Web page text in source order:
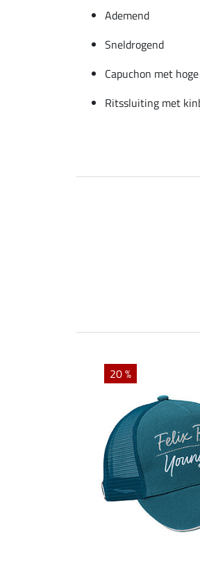
Ademend
Sneldrogend
Capuchon met
Ritssluiting met
20 %